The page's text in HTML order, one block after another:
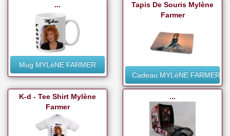
...
Mug MYLèNE FARMER
Tapis De Souris Mylène
Farmer
Cadeau MYLèNE FARMER
K-d - Tee Shirt Mylène
Farmer
...